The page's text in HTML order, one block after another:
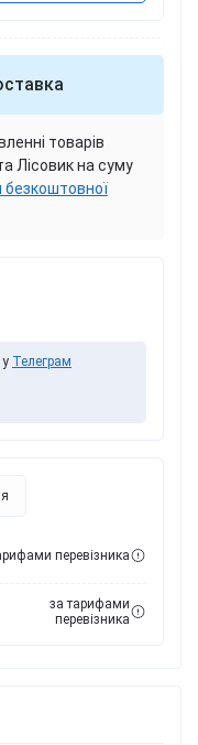
перевізника
за тарифами
перевізника
товарів
Лісовик на суму
безкоштовної
Телеграм